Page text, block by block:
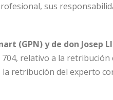
sus
(GPN) y de don Josep
relativo a la retribución
retribución del experto